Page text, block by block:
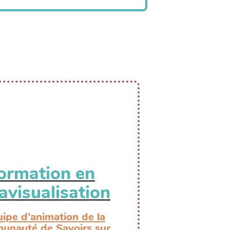
en
d'animation de la